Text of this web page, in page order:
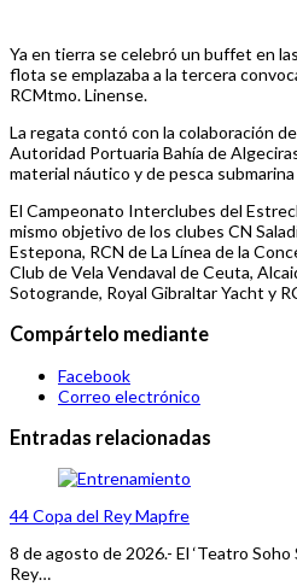
Ya en tierra se celebró un buffet en
flota se emplazaba a la tercera
RCMtmo. Linense.
La regata contó con la colaboración
Autoridad Portuaria Bahía de
material náutico y de pesca
El Campeonato Interclubes del
mismo objetivo de los clubes CN
Estepona, RCN de La Línea de la
Club de Vela Vendaval de Ceuta,
Sotogrande, Royal Gibraltar Yacht y
Compártelo mediante
Facebook
Correo electrónico
Entradas relacionadas
44 Copa del Rey Mapfre
8 de agosto de 2026.- El ‘Teatro Soho
Rey…